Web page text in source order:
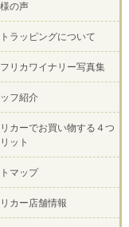
の声
ラッピングについて
リカワイナリー写真集
フ紹介
カーでお買い物する４つ
ット
マップ
カー店舗情報